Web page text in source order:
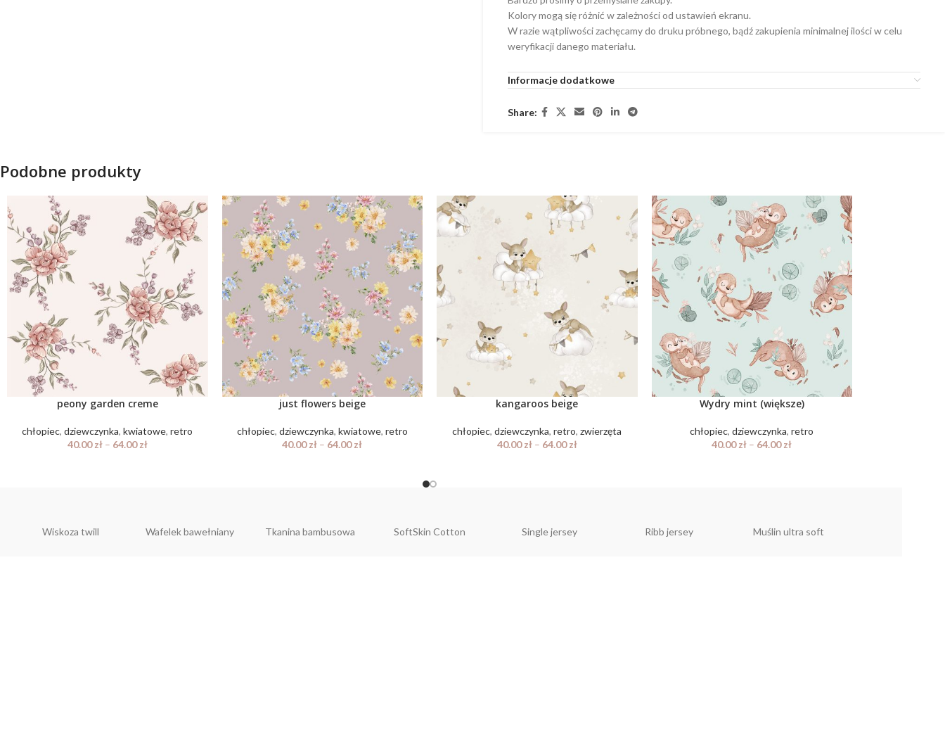
Kolory mogą się różnić w zależności od ustawień ekranu.
W razie wątpliwości zachęcamy do druku próbnego, bądź zakupienia minimalnej ilości w celu
weryfikacji danego materiału.
Informacje dodatkowe
Share:
Podobne produkty
peony garden creme
chłopiec,dziewczynka,kwiatowe,retro
40.00zł– 64.00zł
just flowers beige
chłopiec, dziewczynka, kwiatowe, retro
40.00zł – 64.00zł
kangaroos beige
chłopiec,dziewczynka,retro,zwierzęta
40.00zł– 64.00zł
Wydry mint (większe)
chłopiec,dziewczynka,retro
40.00zł – 64.00zł
Wiskoza twill Wafelek bawełniany Tkanina bambusowa SoftSkin Cotton Single jersey Ribb jersey Muślin ultra soft